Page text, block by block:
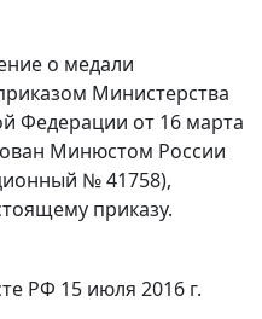
о медали
Министерства
Федерации от 16 марта
Минюстом России
№ 41758),
приказу.
РФ 15 июля 2016 г.